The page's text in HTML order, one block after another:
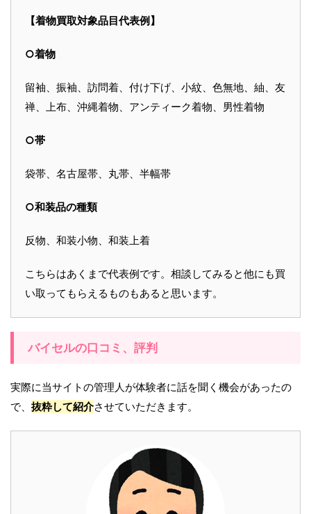
【着物買取対象品目代表例】
○着物
留袖、振袖、訪問着、付け下げ、小紋、色無地、紬、友
禅、上布、沖縄着物、アンティーク着物、男性着物
○帯
袋帯、名古屋帯、丸帯、半幅帯
○和装品の種類
反物、和装小物、和装上着
こちらはあくまで代表例です。相談してみると他にも買
い取ってもらえるものもあると思います。
バイセルの口コミ、評判
実際に当サイトの管理人が体験者に話を聞く機会があったの
で、 抜粋して紹介させていただきます。